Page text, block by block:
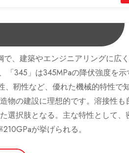
、建築やエンジニアリングに広
「345」は345MPaの降伏強度を示
、靭性など、優れた機械的特性で
物の建設に理想的です。溶接性も
選択肢となる。主な特性として、
が挙げられる。